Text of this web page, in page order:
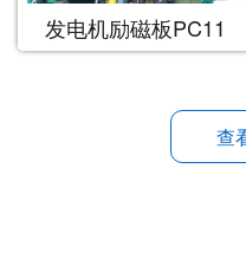
发电机励磁板PC11
查